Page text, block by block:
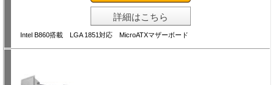
詳細はこちら
Intel B860搭載 LGA 1851対応 MicroATXマザーボード